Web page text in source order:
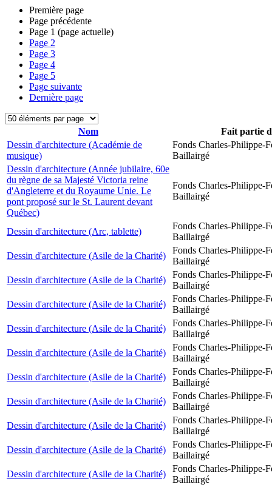
Première page
Page précédente
Page 1 (page actuelle)
Page 2
Page 3
Page 4
Page 5
Page suivante
Dernière page
Nom
Fait partie
Dessin d'architecture (Académie de
musique)
Fonds Charles-Philippe-
Baillairgé
Dessin d'architecture (Année jubilaire, 60e
du règne de sa Majesté Victoria reine
d'Angleterre et du Royaume Unie. Le
pont proposé sur le St. Laurent devant
Québec)
Fonds Charles-Philippe-
Baillairgé
Dessin d'architecture (Arc, tablette)
Fonds Charles-Philippe-
Baillairgé
Dessin d'architecture (Asile de la Charité)
Fonds Charles-Philippe-
Baillairgé
Dessin d'architecture (Asile de la Charité)
Fonds Charles-Philippe-
Baillairgé
Dessin d'architecture (Asile de la Charité)
Fonds Charles-Philippe-
Baillairgé
Dessin d'architecture (Asile de la Charité)
Fonds Charles-Philippe-
Baillairgé
Dessin d'architecture (Asile de la Charité)
Fonds Charles-Philippe-
Baillairgé
Dessin d'architecture (Asile de la Charité)
Fonds Charles-Philippe-
Baillairgé
Dessin d'architecture (Asile de la Charité)
Fonds Charles-Philippe-
Baillairgé
Dessin d'architecture (Asile de la Charité)
Fonds Charles-Philippe-
Baillairgé
Dessin d'architecture (Asile de la Charité)
Fonds Charles-Philippe-
Baillairgé
Dessin d'architecture (Asile de la Charité)
Fonds Charles-Philippe-
Baillairgé